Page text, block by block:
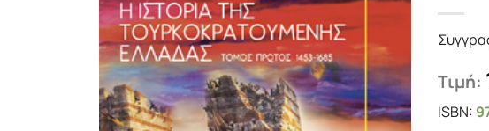
Τιμή:
ISBN: